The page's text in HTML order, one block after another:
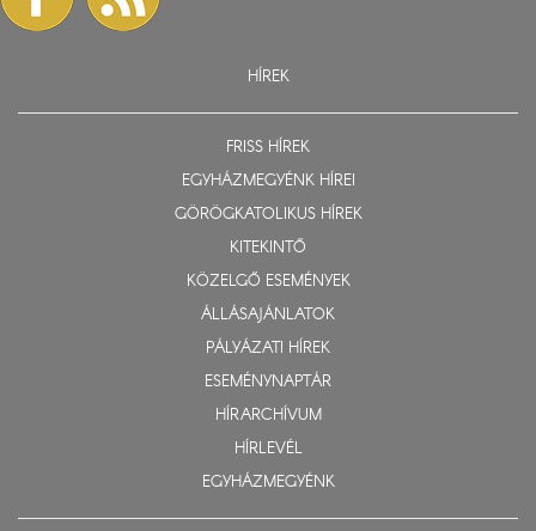
HÍREK
FRISS HÍREK
EGYHÁZMEGYÉNK HÍREI
GÖRÖGKATOLIKUS HÍREK
KITEKINTŐ
KÖZELGŐ ESEMÉNYEK
ÁLLÁSAJÁNLATOK
PÁLYÁZATI HÍREK
ESEMÉNYNAPTÁR
HÍRARCHÍVUM
HÍRLEVÉL
EGYHÁZMEGYÉNK